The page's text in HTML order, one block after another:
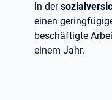
In der
einen
beschäftigte
einem Jahr.